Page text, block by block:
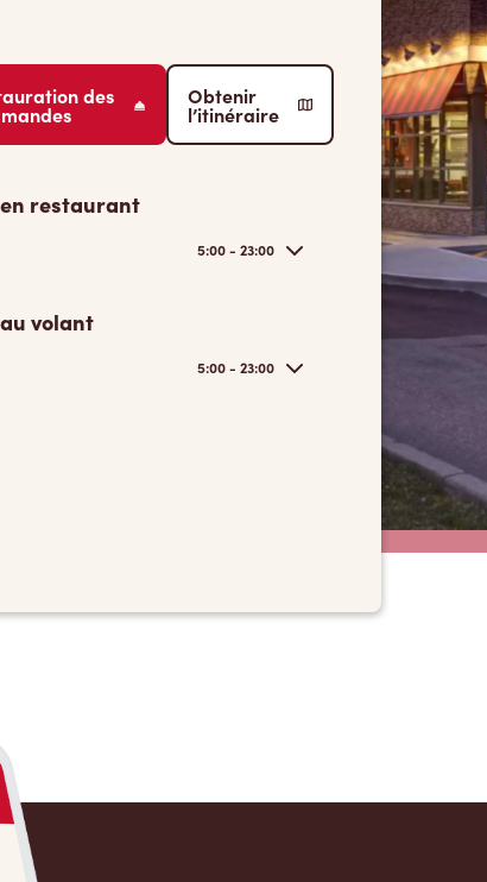
des Obtenir
l’itinéraire
restaurant
5:00 - 23:00
volant
5:00 - 23:00